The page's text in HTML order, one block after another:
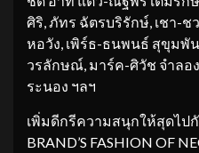
ศิริ, ภัทร ฉัตรบริรักษ์, เชา-
หอวัง, เพิร์ธ-ธนพนธ์ สุขุมพั
วรลักษณ์, มาร์ค-ศิวัช จำล
ระนอง ฯลฯ
เพิ่มดีกรีความสนุกให้สุดไป
BRAND’S FASHION OF